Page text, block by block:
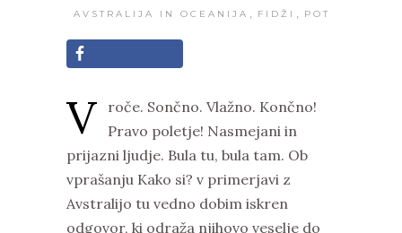
AVSTRALIJA IN OCEANIJA FIDŽI POT
V
roče. Sončno. Vlažno. Končno!
Pravo poletje! Nasmejani in
prijazni ljudje. Bula tu, bula tam. Ob
vprašanju Kako si? v primerjavi z
Avstralijo tu vedno dobim iskren
odgovor, ki odraža njihovo veselje do